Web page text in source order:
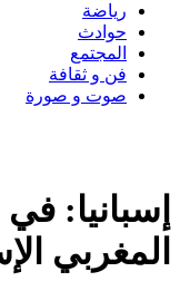
رياضة
حوادث
المجتمع
فن و ثقافة
صوت و صورة
إسبانيا:
المغربي